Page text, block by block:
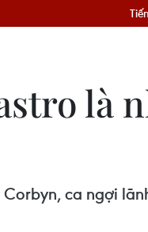
là
ca ngợi